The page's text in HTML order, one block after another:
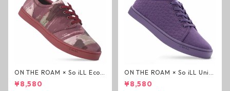
ON THE ROAM × So iLL Eco
Camo Wino ライフスタイル
シューズ カモ オンザローム ジ
¥8,580
ON THE ROAM × So iLL Unity
Purple Roamer ライフスタイ
ルシューズ パープル オンザロ
¥8,580